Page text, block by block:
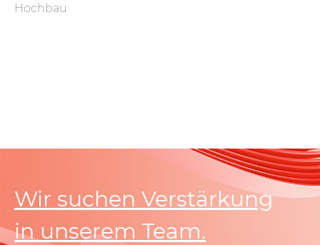
Hochbau
Wir suchen Verstärkung
in unserem Team.